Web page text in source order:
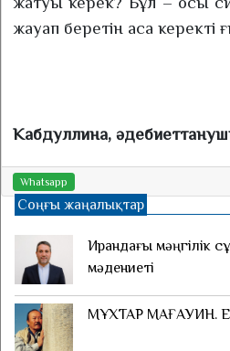
жауап беретін аса керекті
Кабдуллина,
Whatsapp
Соңғы жаңалықтар
Ирандағы мәңгілік
мәдениеті
МҰХТАР МАҒАУИН.